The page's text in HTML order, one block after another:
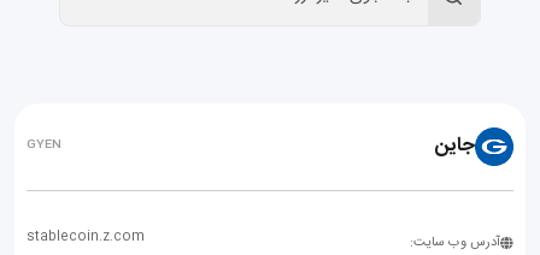
جاین GYEN
آدرس وب سایت: stablecoin.z.com